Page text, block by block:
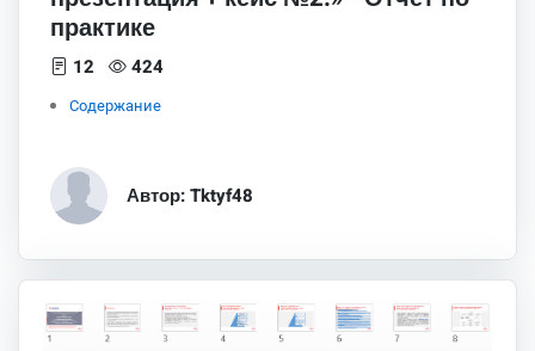
практике
12 424
Содержание
Автор: Tktyf48